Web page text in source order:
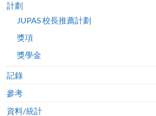
計劃
JUPAS 校長推薦計劃
獎項
獎學金
記錄
參考
資料/統計